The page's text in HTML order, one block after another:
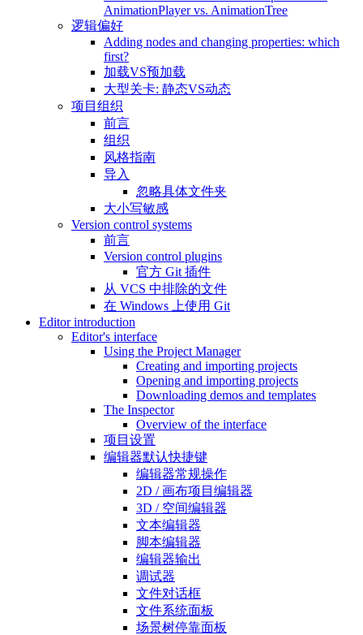
AnimationPlayer vs. AnimationTree
逻辑偏好
Adding nodes and changing properties: which
first?
加载VS预加载
大型关卡: 静态VS动态
项目组织
前言
组织
风格指南
导入
忽略具体文件夹
大小写敏感
Version control systems
前言
Version control plugins
官方 Git 插件
从 VCS 中排除的文件
在 Windows 上使用 Git
Editor introduction
Editor's interface
Using the Project Manager
Creating and importing projects
Opening and importing projects
Downloading demos and templates
The Inspector
Overview of the interface
项目设置
编辑器默认快捷键
编辑器常规操作
2D / 画布项目编辑器
3D / 空间编辑器
文本编辑器
脚本编辑器
编辑器输出
调试器
文件对话框
文件系统面板
场景树停靠面板